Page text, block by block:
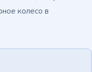
колесо в